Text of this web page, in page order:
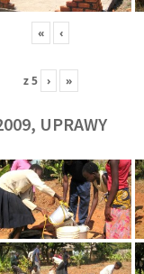
« ‹
z5 › »
UPRAWY